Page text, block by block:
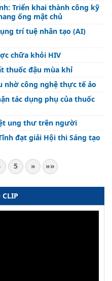
Triển khai thành công kỹ
ống mật chủ
trí tuệ nhân tạo (AI)
chữa khỏi HIV
thuốc đậu mùa khỉ
nhờ công nghệ thực tế ảo
tác dụng phụ của thuốc
ung thư trên người
đạt giải Hội thi Sáng tạo
5 » »»
CLIP